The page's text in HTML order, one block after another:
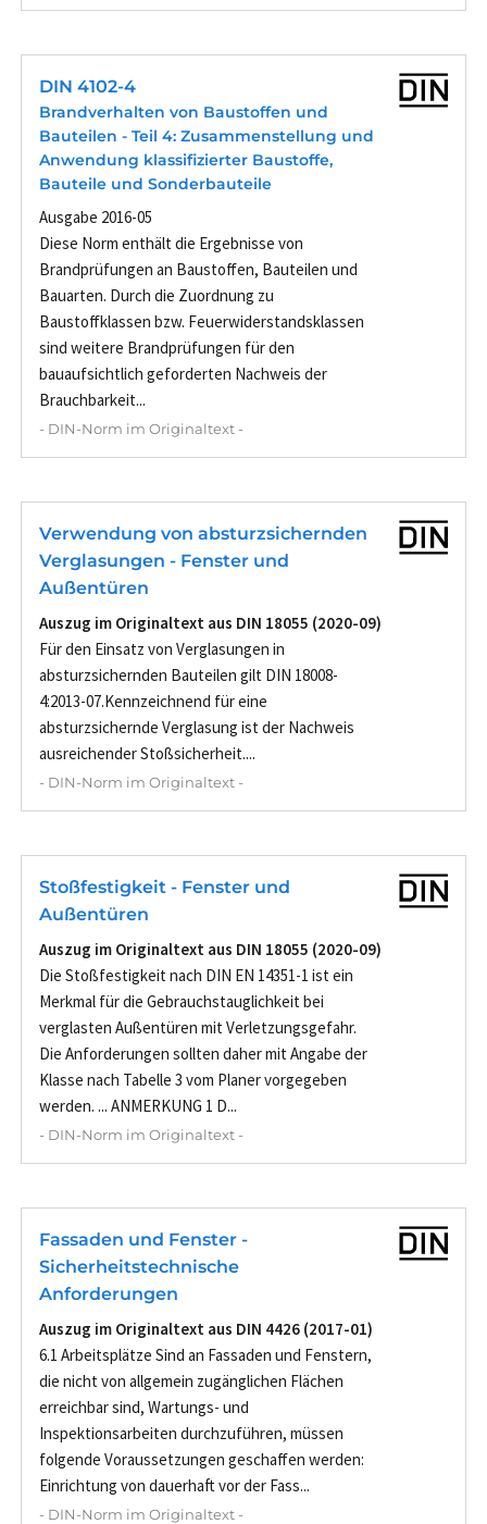
DIN 4102-4
Brandverhalten von Baustoffen und
Bauteilen - Teil 4: Zusammenstellung und
Anwendung klassifizierter Baustoffe,
Bauteile und Sonderbauteile
Ausgabe 2016-05
Diese Norm enthält die Ergebnisse von
Brandprüfungen an Baustoffen, Bauteilen und
Bauarten. Durch die Zuordnung zu
Baustoffklassen bzw. Feuerwiderstandsklassen
sind weitere Brandprüfungen für den
bauaufsichtlich geforderten Nachweis der
Brauchbarkeit...
- DIN-Norm im Originaltext -
Verwendung von absturzsichernden
Verglasungen - Fenster und
Außentüren
Auszug im Originaltext aus DIN 18055 (2020-09)
Für den Einsatz von Verglasungen in
absturzsichernden Bauteilen gilt DIN 18008-
4:2013-07.Kennzeichnend für eine
absturzsichernde Verglasung ist der Nachweis
ausreichender Stoßsicherheit....
- DIN-Norm im Originaltext -
Stoßfestigkeit - Fenster und
Außentüren
Auszug im Originaltext aus DIN 18055 (2020-09)
Die Stoßfestigkeit nach DIN EN 14351-1 ist ein
Merkmal für die Gebrauchstauglichkeit bei
verglasten Außentüren mit Verletzungsgefahr.
Die Anforderungen sollten daher mit Angabe der
Klasse nach Tabelle 3 vom Planer vorgegeben
werden. ... ANMERKUNG 1 D...
- DIN-Norm im Originaltext -
Fassaden und Fenster -
Sicherheitstechnische
Anforderungen
Auszug im Originaltext aus DIN 4426 (2017-01)
6.1 Arbeitsplätze Sind an Fassaden und Fenstern,
die nicht von allgemein zugänglichen Flächen
erreichbar sind, Wartungs- und
Inspektionsarbeiten durchzuführen, müssen
folgende Voraussetzungen geschaffen werden:
Einrichtung von dauerhaft vor der Fass...
- DIN-Norm im Originaltext -